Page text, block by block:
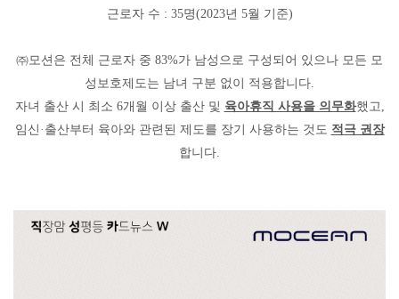
근로자 수 : 35명(2023년 5월 기준)
㈜모션은 전체 근로자 중 83%가 남성으로 구성되어 있으나 모든 모
성보호제도는 남녀 구분 없이 적용합니다.
자녀 출산 시 최소 6개월 이상 출산 및 육아휴직 사용을 의무화했고,
임신 · 출산부터 육아와 관련된 제도를 장기 사용하는 것도 적극 권장
합니다.